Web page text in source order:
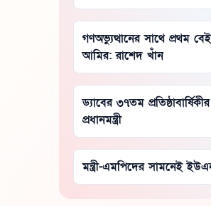
গণঅভ্যুত্থানের সাথে প্রথম
আমির: রাশেদ খাঁন
ড্যাবের ৩৭তম
প্রধানমন্ত্রী
মন্ত্রী-এমপিদের সামনেই